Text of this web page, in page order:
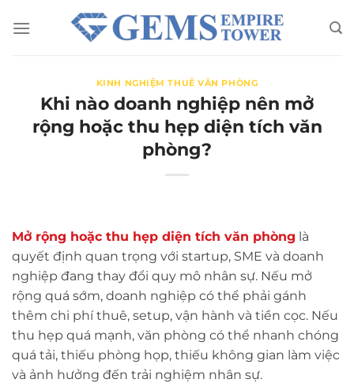
đến
KINH NGHIỆM THUÊ VĂN PHÒNG
Khi nào doanh nghiệp nên mở
rộng hoặc thu hẹp diện tích văn
phòng?
Mở rộng hoặc thu hẹp diện tích văn phòng là
quyết định quan trọng với startup, SME và doanh
nghiệp đang thay đổi quy mô nhân sự. Nếu mở
rộng quá sớm, doanh nghiệp có thể phải gánh
thêm chi phí thuê, setup, vận hành và tiền cọc. Nếu
thu hẹp quá mạnh, văn phòng có thể nhanh chóng
quá tải, thiếu phòng họp, thiếu không gian làm việc
và ảnh hưởng đến trải nghiệm nhân sự.